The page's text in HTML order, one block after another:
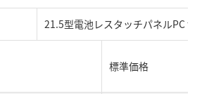
21.5型電池レスタッチパネルPC
標準価格